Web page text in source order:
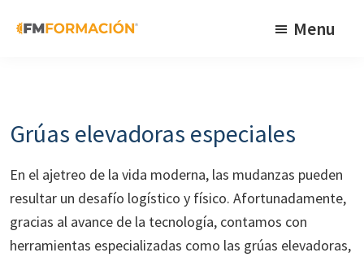
mecánica
Menu
Grúas elevadoras especiales
En el ajetreo de la vida moderna, las mudanzas pueden
resultar un desafío logístico y físico. Afortunadamente,
gracias al avance de la tecnología, contamos con
herramientas especializadas como las grúas elevadoras,